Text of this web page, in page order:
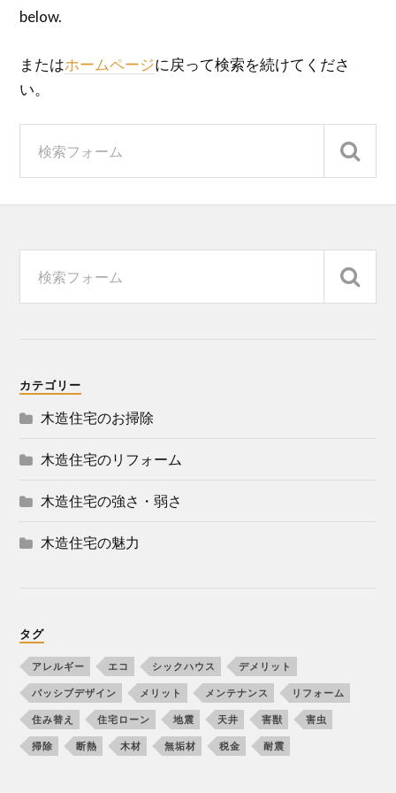
below.
またはホームページに戻って検索を続けてくださ
い。
カテゴリー
木造住宅のお掃除
木造住宅のリフォーム
木造住宅の強さ・弱さ
木造住宅の魅力
タグ
アレルギー エコ シックハウス デメリット
パッシブデザイン メリット メンテナンス リフォーム
住み替え 住宅ローン 地震 天井 害獣 害虫
掃除 断熱 木材 無垢材 税金 耐震